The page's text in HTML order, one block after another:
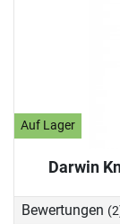
Auf Lager
Darwin
Bewertungen